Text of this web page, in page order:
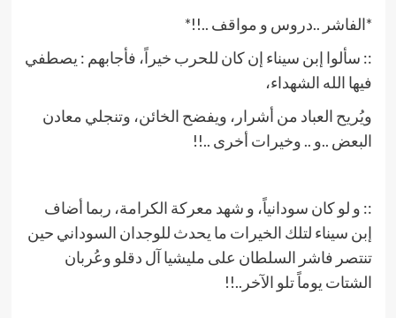
*الفاشر ..دروس و مواقف ..!!*
:: سألوا إبن سيناء إن كان للحرب خيراً، فأجابهم : يصطفي
فيها الله الشهداء،
ويُريح العباد من أشرار، ويفضح الخائن، وتنجلي معادن
البعض ..و .. وخيرات أخرى ..!!
:: و لو كان سودانياً، و شهد معركة الكرامة، ربما أضاف
إبن سيناء لتلك الخيرات ما يحدث للوجدان السوداني حين
تنتصر فاشر السلطان على مليشيا آل دقلو وعُربان
الشتات يوماً تلو الآخر..!!